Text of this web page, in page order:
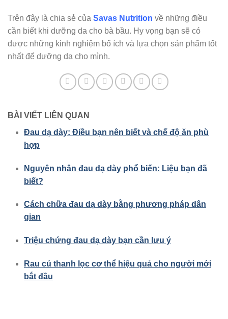
Trên đây là chia sẻ của Savas Nutrition về những điều
cần biết khi dưỡng da cho bà bầu. Hy vọng bạn sẽ có
được những kinh nghiệm bổ ích và lựa chọn sản phẩm tốt
nhất để dưỡng da cho mình.
BÀI VIẾT LIÊN QUAN
Đau dạ dày: Điều bạn nên biết và chế độ ăn phù
hợp
Nguyên nhân đau dạ dày phổ biến: Liệu bạn đã
biết?
Cách chữa đau dạ dày bằng phương pháp dân
gian
Triệu chứng đau dạ dày bạn cần lưu ý
Rau củ thanh lọc cơ thể hiệu quả cho người mới
bắt đầu